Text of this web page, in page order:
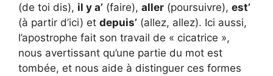
(de toi dis), il y a’ (faire), aller (poursuivre), est’
(à partir d’ici) et depuis’ (allez, allez). Ici aussi,
l’apostrophe fait son travail de « cicatrice »,
nous avertissant qu’une partie du mot est
tombée, et nous aide à distinguer ces formes